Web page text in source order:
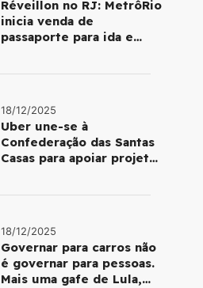
Réveillon no RJ: MetrôRio
inicia venda de
passaporte para ida e
18/12/2025
Uber une-se à
Confederação das Santas
Casas para apoiar projetos
18/12/2025
Governar para carros não
é governar para pessoas.
Mais uma gafe de Lula,